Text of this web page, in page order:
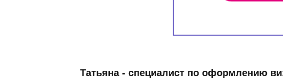
Татьяна - специалист по оформлению